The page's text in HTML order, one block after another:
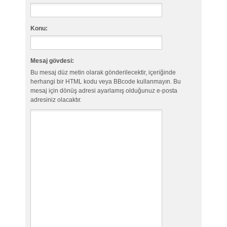
Konu:
Mesaj gövdesi:
Bu mesaj düz metin olarak gönderilecektir, içeriğinde
herhangi bir HTML kodu veya BBcode kullanmayın. Bu
mesaj için dönüş adresi ayarlamış olduğunuz e-posta
adresiniz olacaktır.